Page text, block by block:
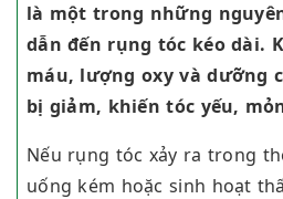
là một trong những
dẫn đến rụng tóc kéo dài.
máu, lượng oxy và dưỡng
bị giảm, khiến tóc yếu,
Nếu rụng tóc xảy ra trong
uống kém hoặc sinh hoạt